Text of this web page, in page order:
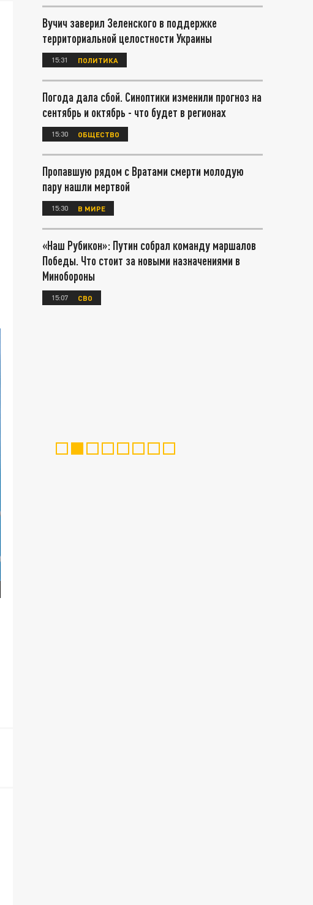
Вучич заверил Зеленского в поддержке
территориальной целостности Украины
15:31 ПОЛИТИКА
Погода дала сбой. Синоптики изменили прогноз на
сентябрь и октябрь - что будет в регионах
15:30 ОБЩЕСТВО
Пропавшую рядом с Вратами смерти молодую
пару нашли мертвой
15:30 В МИРЕ
«Наш Рубикон»: Путин собрал команду маршалов
Победы. Что стоит за новыми назначениями в
Минобороны
15:07 СВО